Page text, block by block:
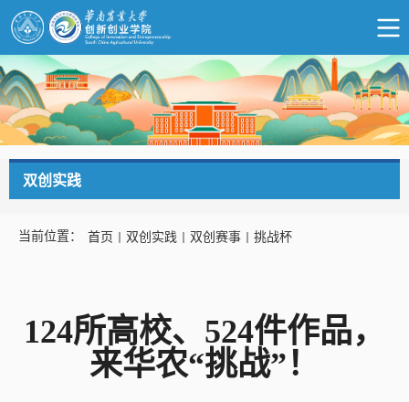
双创实践
当前位置： 首页 双创实践 双创赛事 挑战杯
124所高校、524件作品，
来华农“挑战”！